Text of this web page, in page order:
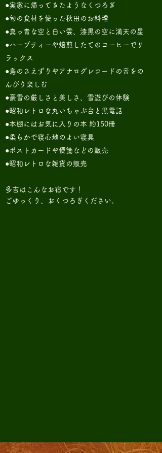
●実家に帰ってきたようなくつろぎ
●旬の食材を使った秋田のお料理
●真っ青な空と白い雲、漆黒の空に満天の星
●ハーブティーや焙煎したてのコーヒーでリ
ラックス
●鳥のさえずりやアナログレコードの音をの
んびり楽しむ
●豪雪の厳しさと美しさ、雪遊びの体験
●昭和レトロな丸いちゃぶ台と黒電話
●本棚にはお気に入りの本 約150冊
●柔らかで寝心地のよい寝具
●ポストカードや便箋などの販売
●昭和レトロな雑貨の販売
多吉はこんなお宿です！
ごゆっくり、おくつろぎください。